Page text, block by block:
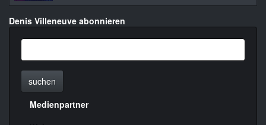
Denis Villeneuve abonnieren
suchen
Menülinks
Medienpartner